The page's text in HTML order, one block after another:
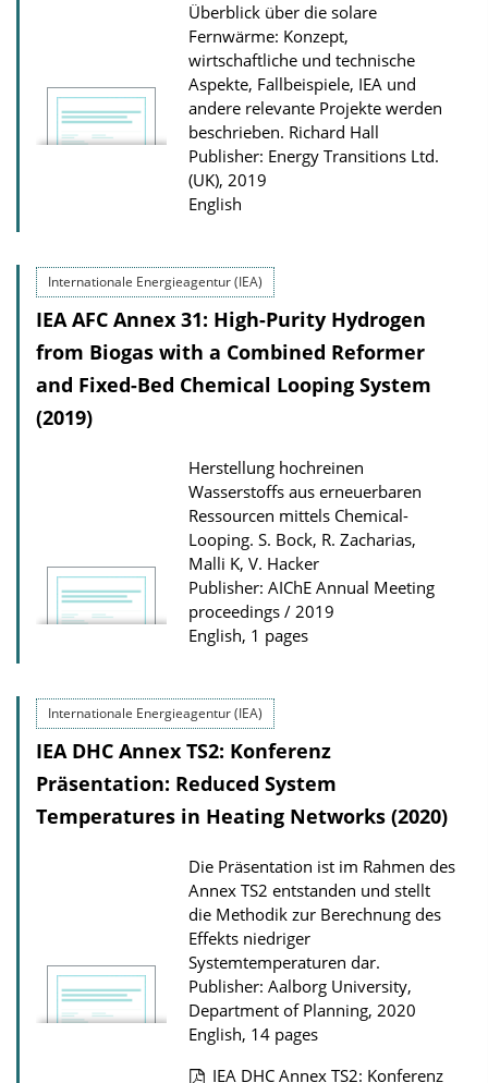
o
w
n
l
o
a
d
Überblick über die solare
Fernwärme: Konzept,
wirtschaftliche und technische
Aspekte, Fallbeispiele, IEA und
andere relevante Projekte werden
beschrieben. Richard Hall
Publisher: Energy Transitions Ltd.
(UK), 2019
English
Internationale Energieagentur (IEA)
IEA AFC Annex 31: High-Purity Hydrogen
from Biogas with a Combined Reformer
and Fixed-Bed Chemical Looping System
(2019)
Herstellung hochreinen
Wasserstoffs aus erneuerbaren
Ressourcen mittels Chemical-
Looping. S. Bock, R. Zacharias,
Malli K, V. Hacker
Publisher: AIChE Annual Meeting
proceedings / 2019
English, 1 pages
Internationale Energieagentur (IEA)
IEA DHC Annex TS2: Konferenz
Präsentation: Reduced System
Temperatures in Heating Networks (2020)
Die Präsentation ist im Rahmen des
Annex TS2 entstanden und stellt
die Methodik zur Berechnung des
Effekts niedriger
Systemtemperaturen dar.
Publisher: Aalborg University,
Department of Planning, 2020
English, 14 pages
IEA DHC Annex TS2: Konferenz